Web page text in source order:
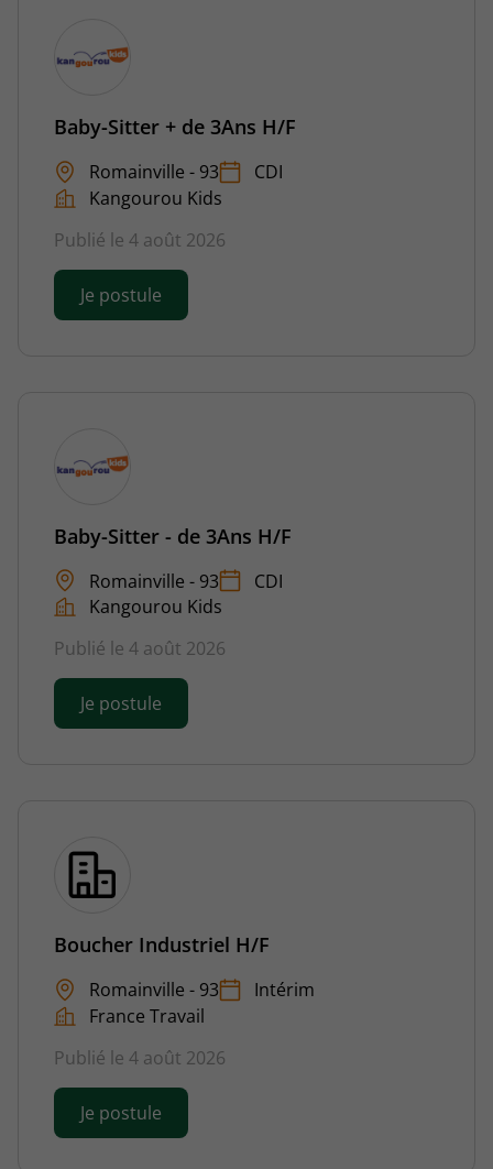
Baby-Sitter + de 3Ans H/F
Romainville - 93
CDI
Kangourou Kids
Publié le 4 août 2026
Je postule
Baby-Sitter - de 3Ans H/F
Romainville - 93
CDI
Kangourou Kids
Publié le 4 août 2026
Je postule
Boucher Industriel H/F
Romainville - 93
Intérim
France Travail
Publié le 4 août 2026
Je postule